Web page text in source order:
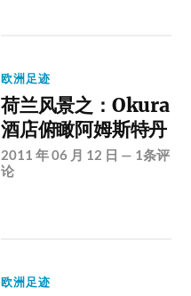
欧洲足迹
荷兰风景之：Okura
酒店俯瞰阿姆斯特丹
2011 年 06 月 12 日 — 1条评
论
欧洲足迹